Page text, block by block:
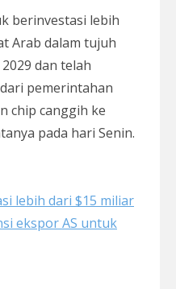
berinvestasi lebih
Arab dalam tujuh
dan telah
pemerintahan
chip canggih ke
pada hari Senin.
lebih dari $15 miliar
ekspor AS untuk